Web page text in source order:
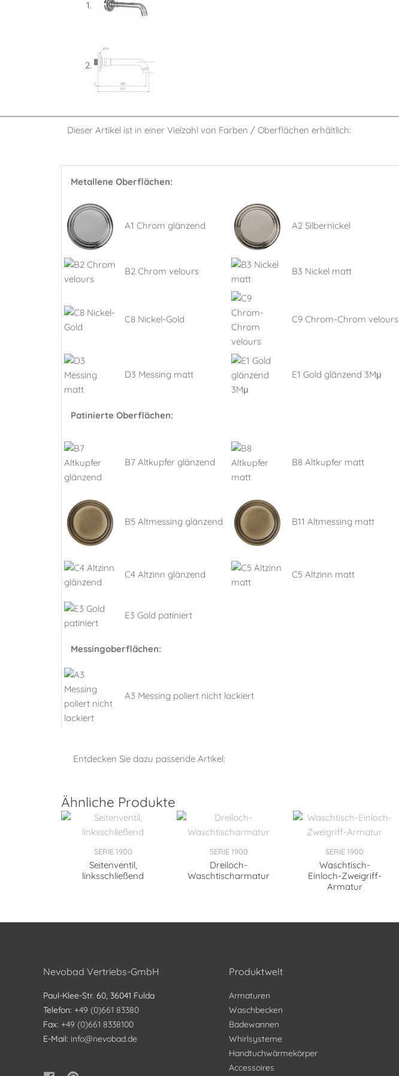
Dieser Artikel ist in einer Vielzahl von Farben / Oberflächen erhältlich:
Metallene Oberflächen:
A1 Chrom glänzend A2 Silbernickel
B2 Chrom velours B3 Nickel matt
C8 Nickel-Gold C9 Chrom-Chrom velours
D3 Messing matt E1 Gold glänzend 3Mμ
Patinierte Oberflächen:
B7 Altkupfer glänzend B8 Altkupfer matt
B5 Altmessing glänzend B11 Altmessing matt
C4 Altzinn glänzend C5 Altzinn matt
E3 Gold patiniert
Messingoberflächen:
A3 Messing poliert nicht lackiert
Entdecken Sie dazu passende Artikel:
Ähnliche Produkte
SERIE 1900
Seitenventil,
linksschließend
SERIE 1900
Dreiloch-
Waschtischarmatur
SERIE 1900
Waschtisch-
Einloch-Zweigriff-
Armatur
Nevobad Vertriebs-GmbH
Paul-Klee-Str. 60, 36041 Fulda
Telefon: +49 (0)661 83380
Fax: +49 (0)661 8338100
E-Mail: info@nevobad.de
Produktwelt
Armaturen
Waschbecken
Badewannen
Whirlsysteme
Handtuchwärmekörper
Accessoires